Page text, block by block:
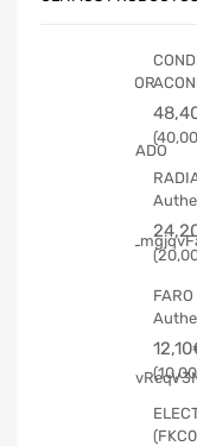
40,00
12,10
10,00